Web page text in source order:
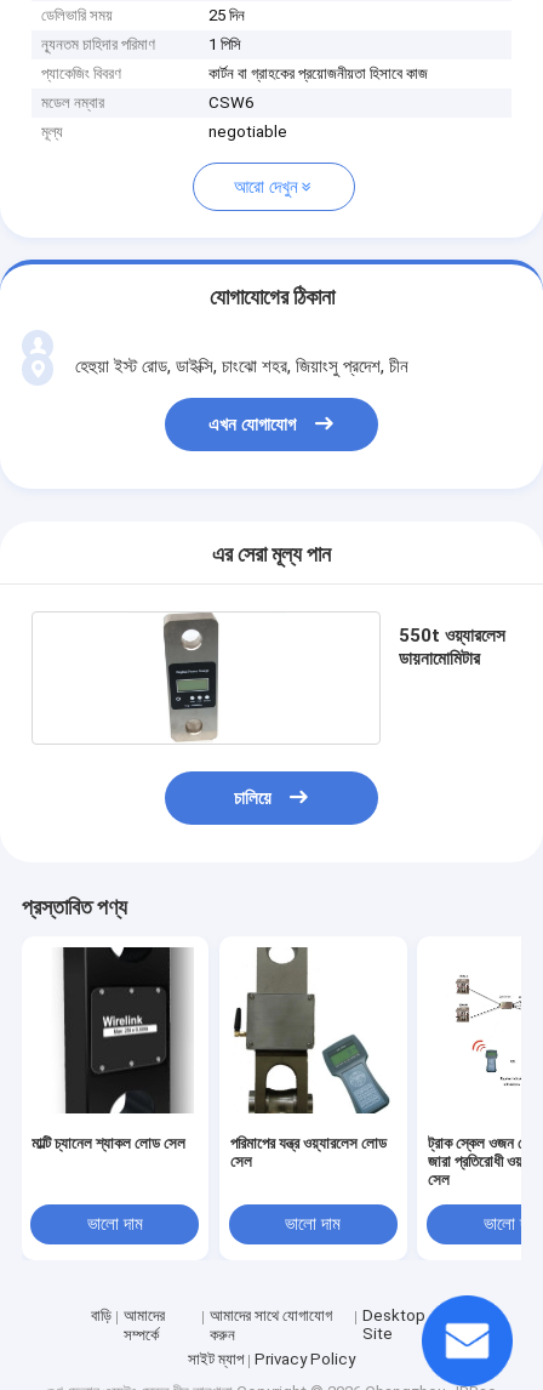
ডেলিভারি সময়
25 দিন
ন্যূনতম চাহিদার পরিমাণ
1 পিসি
প্যাকেজিং বিবরণ
কার্টন বা গ্রাহকের প্রয়োজনীয়তা হিসাবে কাজ
মডেল নম্বার
CSW6
মূল্য
negotiable
আরো দেখুন
যোগাযোগের ঠিকানা
হেহুয়া ইস্ট রোড, ডাইক্সি, চাংঝো শহর, জিয়াংসু প্রদেশ, চীন
এখন যোগাযোগ
এর সেরা মূল্য পান
550t ওয়্যারলেস
ডায়নামোমিটার
চালিয়ে
প্রস্তাবিত পণ্য
মাল্টি চ্যানেল শ্যাকল লোড সেল
ভালো দাম
পরিমাপের যন্ত্র ওয়্যারলেস লোড
সেল
ভালো দাম
ট্রাক স্কেল ওজন
জারা প্রতিরোধী
সেল
ভালো দাম
বাড়ি
আমাদের
সম্পর্কে
আমাদের সাথে যোগাযোগ
করুন
Desktop
Site
সাইট ম্যাপ
Privacy Policy